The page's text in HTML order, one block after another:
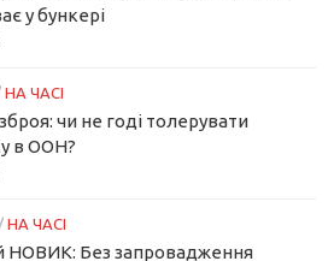
у бункері
НА ЧАСІ
чи не годі толерувати
в ООН?
/ НА ЧАСІ
НОВИК: Без запровадження